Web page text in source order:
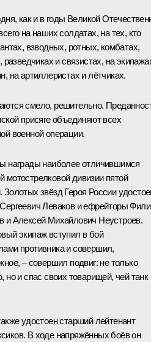
как и в годы Великой
на наших солдатах, на тех, кто
взводных, ротных, комбатах,
разведчиках и связистах, на
на артиллеристах и лётчиках.
смело, решительно.
присяге объединяют всех
военной операции.
награды наиболее отличившимся
дивизии пятой
звёзд Героя России
Леваков и ефрейторы
и Алексей Михайлович Неустроев.
экипаж вступил в бой
противника и совершил,
– совершил подвиг: не только
и спас своих товарищей, чей танк
удостоен старший лейтенант
В ходе напряжённых боёв он